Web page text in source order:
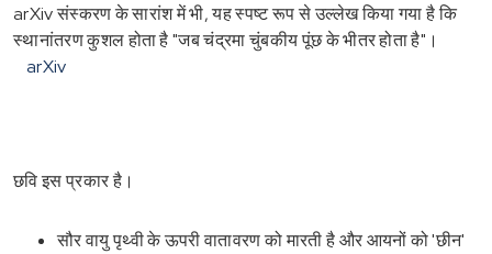
arXiv संस्करण के सारांश में भी, यह स्पष्ट रूप से उल्लेख किया गया है कि
स्थानांतरण कुशल होता है "जब चंद्रमा चुंबकीय पूंछ के भीतर होता है"।
arXiv
छवि इस प्रकार है।
सौर वायु पृथ्वी के ऊपरी वातावरण को मारती है और आयनों को 'छीन'